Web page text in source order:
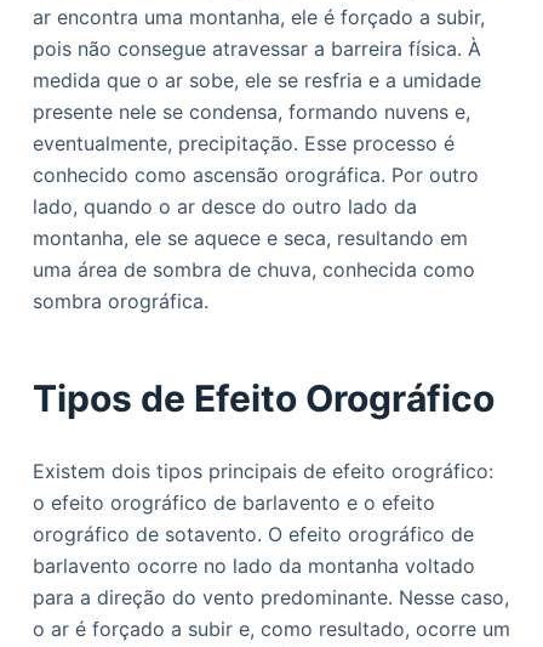
ar encontra uma montanha, ele é forçado a subir,
pois não consegue atravessar a barreira física. À
medida que o ar sobe, ele se resfria e a umidade
presente nele se condensa, formando nuvens e,
eventualmente, precipitação. Esse processo é
conhecido como ascensão orográfica. Por outro
lado, quando o ar desce do outro lado da
montanha, ele se aquece e seca, resultando em
uma área de sombra de chuva, conhecida como
sombra orográfica.
Tipos de Efeito Orográfico
Existem dois tipos principais de efeito orográfico:
o efeito orográfico de barlavento e o efeito
orográfico de sotavento. O efeito orográfico de
barlavento ocorre no lado da montanha voltado
para a direção do vento predominante. Nesse caso,
o ar é forçado a subir e, como resultado, ocorre um